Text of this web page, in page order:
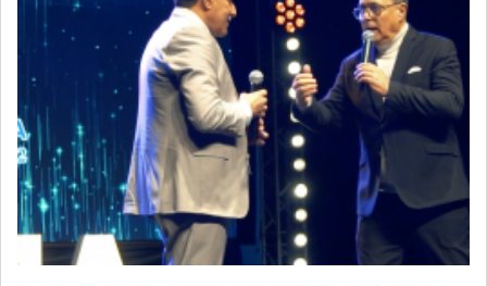
HOLDING INDUSTRIEL
AGRO-ALIMENTAIRE DIVERS
L’ATB RENFORCE SON
ENGAGEMENT AUPRÈS DES...